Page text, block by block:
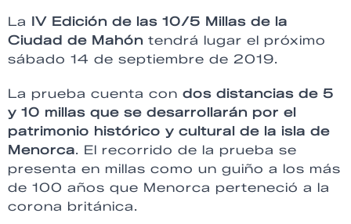
La
IV Edición de las 10/5 Millas de la
Ciudad de Mahón tendrá lugar el próximo
sábado 14 de septiembre de 2019.
La prueba cuenta con dos distancias de 5
y 10 millas que se desarrollarán por el
patrimonio histórico y cultural de la isla de
Menorca. El recorrido de la prueba se
presenta en millas como un guiño a los más
de 100 años que Menorca perteneció a la
corona británica.